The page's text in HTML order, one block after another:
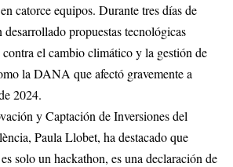
catorce equipos. Durante tres días de
propuestas tecnológicas
contra el cambio climático y la gestión de
la DANA que afectó gravemente a
2024.
y Captación de Inversiones del
Paula Llobet, ha destacado que
solo un hackathon, es una declaración de